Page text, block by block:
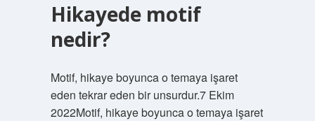
Hikayede motif
nedir?
Motif, hikaye boyunca o temaya işaret
eden tekrar eden bir unsurdur.7 Ekim
2022Motif, hikaye boyunca o temaya işaret